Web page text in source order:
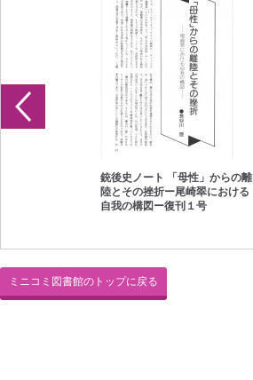
銃後史ノート 「母性」からの離
陸とその挫折ー尾崎翠における
自我の構図ー復刊１号
ミニコミ図書館のトップに戻る